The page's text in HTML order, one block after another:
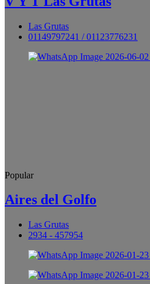
Las Grutas
01149797241 / 01123776231
Popular
Aires del Golfo
Las Grutas
2934 - 457954